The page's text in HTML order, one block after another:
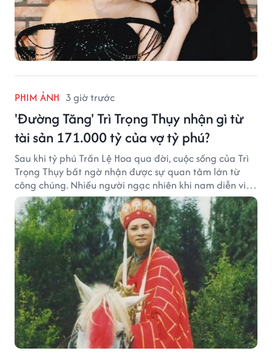
PHIM ẢNH 3 giờ trước
'Đường Tăng' Trì Trọng Thụy nhận gì từ
tài sản 171.000 tỷ của vợ tỷ phú?
Sau khi tỷ phú Trần Lệ Hoa qua đời, cuộc sống của Trì
Trọng Thụy bất ngờ nhận được sự quan tâm lớn từ
công chúng. Nhiều người ngạc nhiên khi nam diễn viên
nổi tiếng với vai Đường Tăng không xuất hiện trong
danh sách thừa kế khối tài sản hàng chục tỷ NDT.